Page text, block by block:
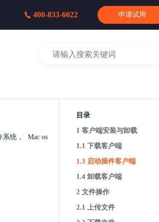
400-833-6022 申请试用
系统， Mac os
目录
1 客户端安装与卸载
1.1 下载客户端
1.3 启动插件客户端
1.4 卸载客户端
2 文件操作
2.1 上传文件